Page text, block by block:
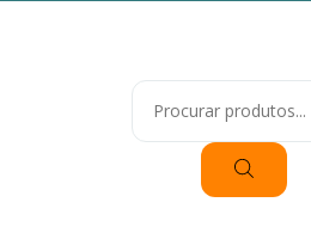
Pesquisar
produtos